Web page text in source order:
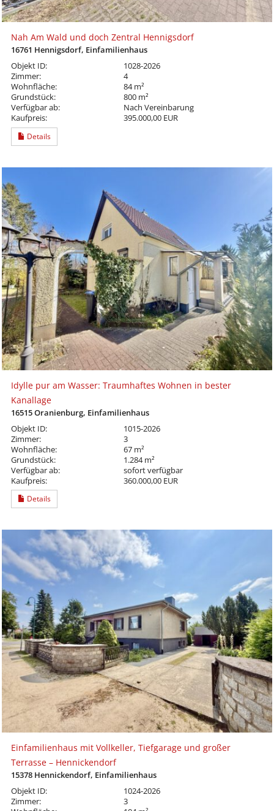
Nah Am Wald und doch Zentral Hennigsdorf
16761 Hennigsdorf, Einfamilienhaus
Objekt ID:
1028-2026
Zimmer:
4
Wohnfläche:
84 m²
Grundstück:
800 m²
Verfügbar ab:
Nach Vereinbarung
Kaufpreis:
395.000,00 EUR
Details
Idylle pur am Wasser: Traumhaftes Wohnen in bester
Kanallage
16515 Oranienburg, Einfamilienhaus
Objekt ID:
1015-2026
Zimmer:
3
Wohnfläche:
67 m²
Grundstück:
1.284 m²
Verfügbar ab:
sofort verfügbar
Kaufpreis:
360.000,00 EUR
Details
Einfamilienhaus mit Vollkeller, Tiefgarage und großer
Terrasse – Hennickendorf
15378 Hennickendorf, Einfamilienhaus
Objekt ID:
1024-2026
Zimmer:
3